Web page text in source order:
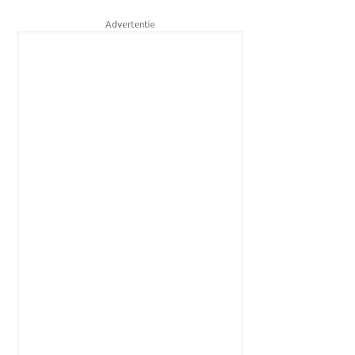
Advertentie